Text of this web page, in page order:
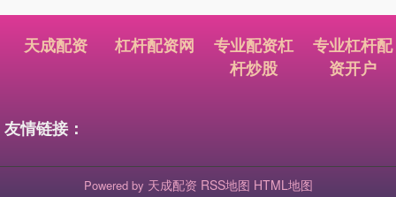
天成配资 杠杆配资网
专业配资杠
杆炒股
专业杠杆配
资开户
友情链接：
Powered by 天成配资 RSS地图 HTML地图